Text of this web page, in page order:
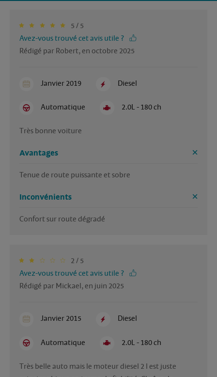
5 / 5
Avez-vous trouvé cet avis utile ?
Rédigé par Robert, en octobre 2025
Janvier 2019 Diesel
Automatique 2.0L - 180 ch
Très bonne voiture
Avantages
Tenue de route puissante et sobre
Inconvénients
Confort sur route dégradé
2 / 5
Avez-vous trouvé cet avis utile ?
Rédigé par Mickael, en juin 2025
Janvier 2015 Diesel
Automatique 2.0L - 180 ch
Très belle auto mais le moteur diesel 2 l est juste